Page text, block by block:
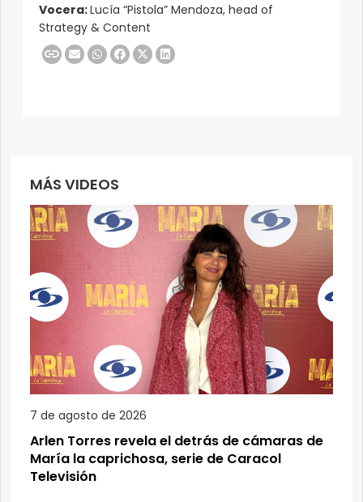
Vocera:Lucía “Pistola” Mendoza, head of
Strategy & Content
MÁS VIDEOS
7 de agosto de 2026
Arlen Torres revela el detrás de cámaras de
María la caprichosa, serie de Caracol
Televisión